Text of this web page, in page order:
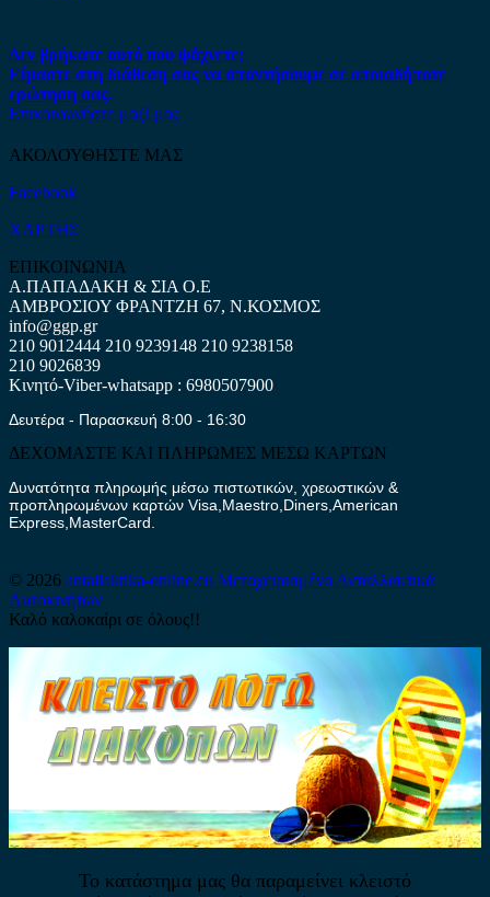
Δεν βρήκατε αυτό που ψάχνετε;
Είμαστε στη διάθεση σας να απαντήσουμε σε οποιαδήποτε
ερώτηση σας.
Επικοινωνήστε μαζί μας
ΑΚΟΛΟΥΘΗΣΤΕ ΜΑΣ
Facebook
ΧΑΡΤΗΣ
ΕΠΙΚΟΙΝΩΝΙΑ
Α.ΠΑΠΑΔΑΚΗ & ΣΙΑ Ο.Ε
ΑΜΒΡΟΣΙΟΥ ΦΡΑΝΤΖΗ 67, Ν.ΚΟΣΜΟΣ
info@ggp.gr
210 9012444 210 9239148 210 9238158
210 9026839
Κινητό-Viber-whatsapp : 6980507900
Δευτέρα - Παρασκευή 8:00 - 16:30
ΔΕΧΟΜΑΣΤΕ ΚΑΙ ΠΛΗΡΩΜΕΣ ΜΕΣΩ ΚΑΡΤΩΝ
Δυνατότητα πληρωμής μέσω πιστωτικών, χρεωστικών &
προπληρωμένων καρτών Visa,Maestro,Diners,American
Express,MasterCard.
© 2026 antallaktika-online.eu Μεταχειρισμένα Ανταλλακτικά
Αυτοκινήτων
Καλό καλοκαίρι σε όλους!!
Το κατάστημα μας θα παραμείνει κλειστό